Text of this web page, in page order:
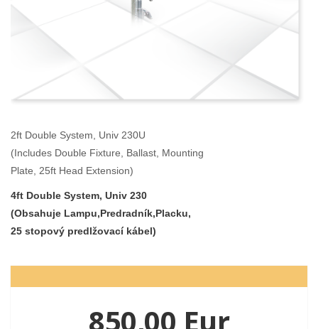
2ft Double System, Univ 230U
(Includes Double Fixture, Ballast, Mounting
Plate, 25ft Head Extension)
4ft Double System, Univ 230
(Obsahuje Lampu,Predradník,Placku,
25 stopový predlžovací kábel)
850,00 Eur